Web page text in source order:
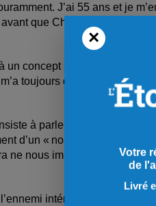
J’ai 55 ans et je
que ­ChatGPT ne m’en
un concept simple, pratique,
toujours déplu, mais que je
à parler de quelqu’un en
d’un « nous » tacite et
ne nous importera plus de la
intérieur », c’est
×
Votre
de
Livré